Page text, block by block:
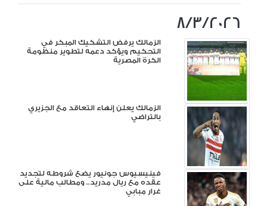
8/3/2026
الزمالك يرفض التشكيك المبكر في
التحكيم ويؤكد دعمه لتطوير منظومة
الكرة المصرية
الزمالك يعلن إنهاء التعاقد مع الجزيري
بالتراضي
فينيسيوس جونيور يضع شروطه لتجديد
عقده مع ريال مدريد.. ومطالب مالية على
غرار مبابي